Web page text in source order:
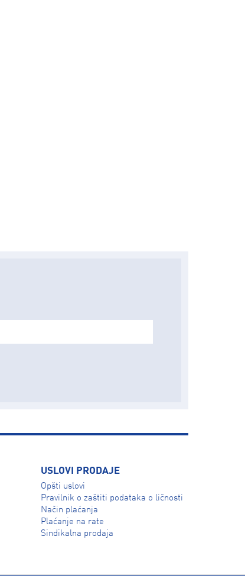
USLOVI PRODAJE
Opšti uslovi
Pravilnik o zaštiti podataka o ličnosti
Način plaćanja
Plaćanje na rate
Sindikalna prodaja